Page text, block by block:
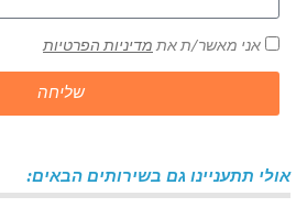
אני מאשר/ת את מדיניות הפרטיות
שליחה
אולי תתעניינו גם בשירותים הבאים: